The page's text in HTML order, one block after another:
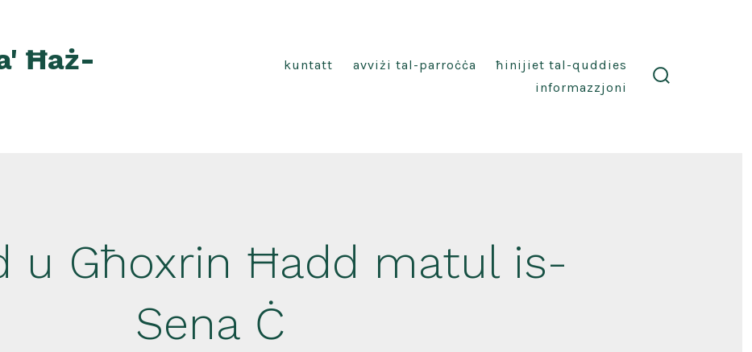
Ħaż-
kuntatt avviżi tal-parroċċa
ħinijiet tal-quddies
informazzjoni
u Għoxrin Ħadd matul is-
Sena Ċ